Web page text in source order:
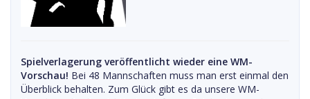
Spielverlagerung veröffentlicht wieder eine WM-
Vorschau! Bei 48 Mannschaften muss man erst einmal den
Überblick behalten. Zum Glück gibt es da unsere WM-